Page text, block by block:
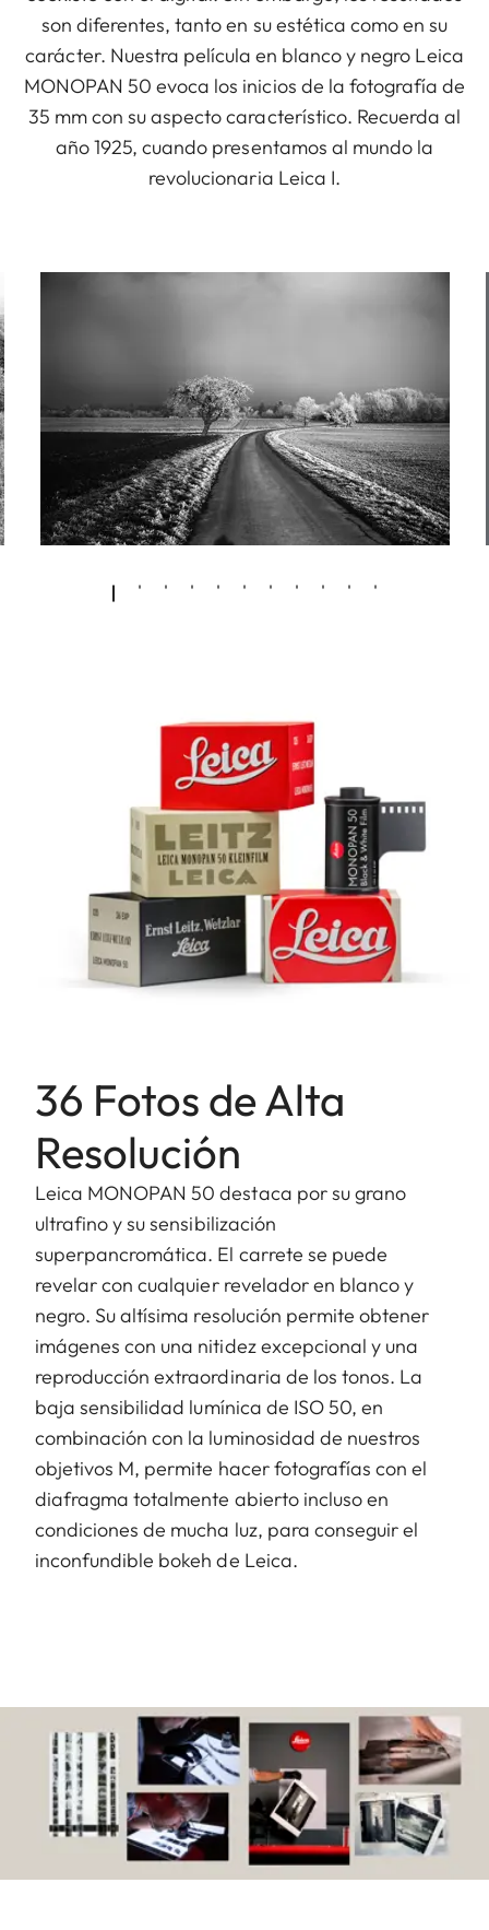
son diferentes, tanto en su estética como en su
carácter. Nuestra película en blanco y negro Leica
MONOPAN 50 evoca los inicios de la fotografía de
35 mm con su aspecto característico. Recuerda al
año 1925, cuando presentamos al mundo la
revolucionaria Leica I.
36 Fotos de Alta
Resolución
Leica MONOPAN 50 destaca por su grano
ultrafino y su sensibilización
superpancromática. El carrete se puede
revelar con cualquier revelador en blanco y
negro. Su altísima resolución permite obtener
imágenes con una nitidez excepcional y una
reproducción extraordinaria de los tonos. La
baja sensibilidad lumínica de ISO 50, en
combinación con la luminosidad de nuestros
objetivos M, permite hacer fotografías con el
diafragma totalmente abierto incluso en
condiciones de mucha luz, para conseguir el
inconfundible bokeh de Leica.